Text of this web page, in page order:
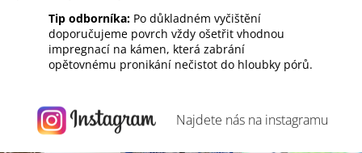
Tip odborníka: Po důkladném vyčištění
doporučujeme povrch vždy ošetřit vhodnou
impregnací na kámen, která zabrání
opětovnému pronikání nečistot do hloubky pórů.
Najdete nás na instagramu